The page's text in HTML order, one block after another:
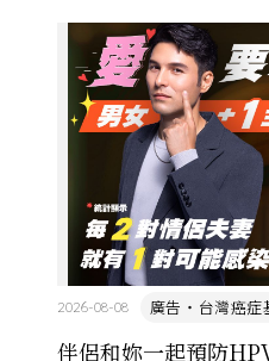
伴侶和妳一起預防
廣告・台灣癌症
2026-08-08